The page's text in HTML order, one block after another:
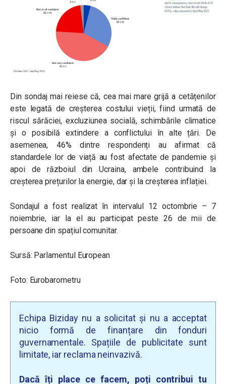
Din sondaj mai reiese că, cea mai mare grijă a cetățenilor
este legată de creșterea costului vieții, fiind urmată de
riscul sărăciei, excluziunea socială, schimbările climatice
și o posibilă extindere a conflictului în alte țări. De
asemenea, 46% dintre respondenți au afirmat că
standardele lor de viață au fost afectate de pandemie și
apoi de războiul din Ucraina, ambele contribuind la
creșterea prețurilor la energie, dar și la creșterea inflației.
Sondajul a fost realizat în intervalul 12 octombrie – 7
noiembrie, iar la el au participat peste 26 de mii de
persoane din spațiul comunitar.
Sursă: Parlamentul European
Foto: Eurobarometru
Echipa Biziday nu a solicitat și nu a acceptat
nicio formă de finanțare din fonduri
guvernamentale. Spațiile de publicitate sunt
limitate, iar reclama neinvazivă.
Dacă îți place ce facem, poți contribui tu